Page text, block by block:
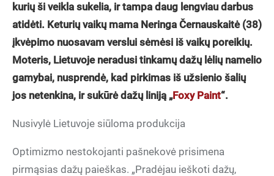
kurių ši veikla sukelia, ir tampa daug lengviau darbus
atidėti. Keturių vaikų mama Neringa Černauskaitė (38)
įkvėpimo nuosavam verslui sėmėsi iš vaikų poreikių.
Moteris, Lietuvoje neradusi tinkamų dažų lėlių namelio
gamybai, nusprendė, kad pirkimas iš užsienio šalių
jos netenkina, ir sukūrė dažų liniją „Foxy Paint“.
Nusivylė Lietuvoje siūloma produkcija
Optimizmo nestokojanti pašnekovė prisimena
pirmąsias dažų paieškas. „Pradėjau ieškoti dažų,